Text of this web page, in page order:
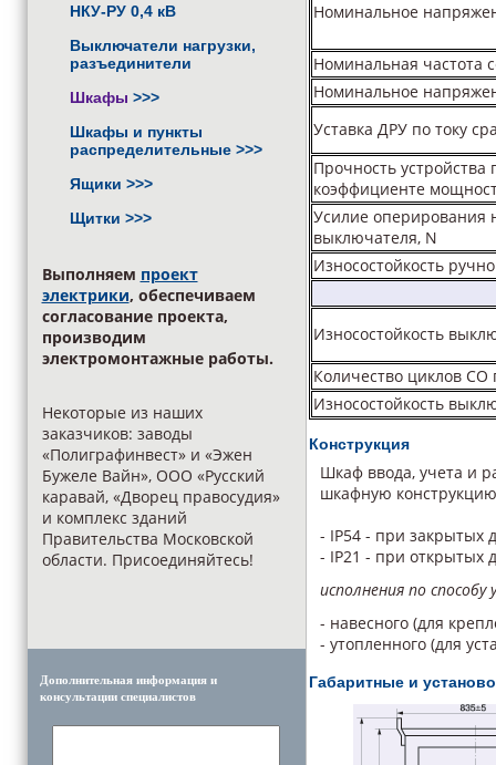
НКУ-РУ 0,4 кВ
Выключатели нагрузки,
разъединители
Шкафы >>>
Шкафы и пункты
распределительные >>>
Ящики >>>
Щитки >>>
Выполняем проект
электрики, обеспечиваем
согласование проекта,
производим
электромонтажные работы.
Некоторые из наших
заказчиков: заводы
«Полиграфинвест» и «Эжен
Бужеле Вайн», ООО «Русский
каравай, «Дворец правосудия»
и комплекс зданий
Правительства Московской
области. Присоединяйтесь!
Дополнительная информация и
консультации специалистов
Номинальное
Номинальная частота
Номинальное
Уставка ДРУ по току
Прочность
коэффициенте
Усилие оперирования
выключателя, N
Износостойкость
Износостойкость
Количество циклов СО
Износостойкость
Конструкция
Шкаф ввода, учета и
шкафную
- IP54 - при закрытых
- IP21 - при открытых
исполнения по способу
- навесного (для
- утопленного (для
Габаритные и